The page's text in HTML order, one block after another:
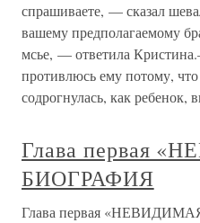
спрашиваете, — сказал
вашему предполагаемому
мсье, — ответила
противлюсь ему потому,
содрогнулась, как ребенок,
Глава первая
БИОГРАФИЯ
Глава первая